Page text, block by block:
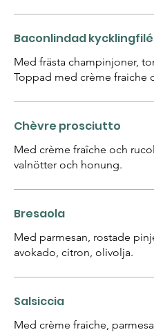
Baconlindad kycklingfilé
Med frästa champinjoner,
Toppad med crème fraiche
Chèvre prosciutto
Med crème fraîche och
valnötter och honung.
Bresaola
Med parmesan, rostade
avokado, citron, olivolja.
Salsiccia
Med crème fraiche,